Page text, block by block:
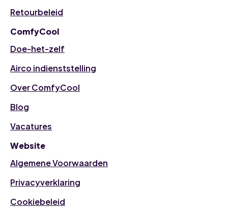
Retourbeleid
ComfyCool
Doe-het-zelf
Airco indienststelling
Over ComfyCool
Blog
Vacatures
Website
Algemene Voorwaarden
Privacyverklaring
Cookiebeleid